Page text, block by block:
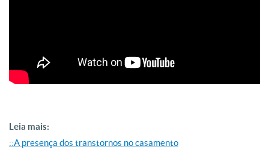
Leia mais:
::A presença dos transtornos no casamento